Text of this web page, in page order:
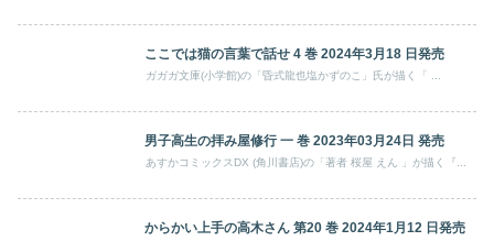
ここでは猫の言葉で話せ 4 巻 2024年3月18 日発売
男子高生の拝み屋修行 一 巻 2023年03月24日 発売
あすかコミックスDX (角川書店)の「著者 桜屋 えん 」が描く『...
からかい上手の高木さん 第20 巻 2024年1月12 日発売